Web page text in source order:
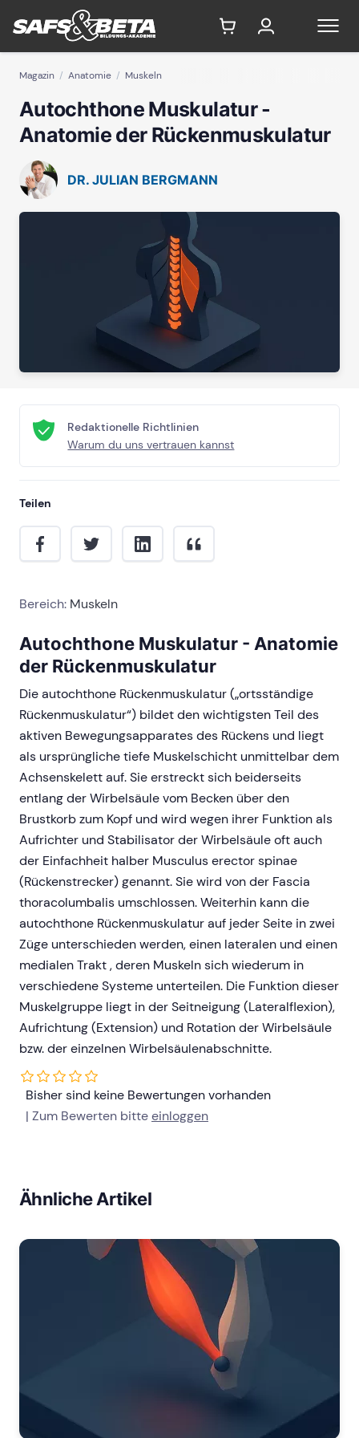
Magazin Anatomie Muskeln
Autochthone Muskulatur -
Anatomie der Rückenmuskulatur
DR. JULIAN BERGMANN
Redaktionelle Richtlinien
Warum du uns vertrauen kannst
Teilen
Bereich: Muskeln
Autochthone Muskulatur - Anatomie
der Rückenmuskulatur
Die autochthone Rückenmuskulatur („ortsständige
Rückenmuskulatur“) bildet den wichtigsten Teil des
aktiven Bewegungsapparates des Rückens und liegt
als ursprüngliche tiefe Muskelschicht unmittelbar dem
Achsenskelett auf. Sie erstreckt sich beiderseits
entlang der Wirbelsäule vom Becken über den
Brustkorb zum Kopf und wird wegen ihrer Funktion als
Aufrichter und Stabilisator der Wirbelsäule oft auch
der Einfachheit halber Musculus erector spinae
(Rückenstrecker) genannt. Sie wird von der Fascia
thoracolumbalis umschlossen. Weiterhin kann die
autochthone Rückenmuskulatur auf jeder Seite in zwei
Züge unterschieden werden, einen lateralen und einen
medialen Trakt , deren Muskeln sich wiederum in
verschiedene Systeme unterteilen. Die Funktion dieser
Muskelgruppe liegt in der Seitneigung (Lateralflexion),
Aufrichtung (Extension) und Rotation der Wirbelsäule
bzw. der einzelnen Wirbelsäulenabschnitte.
Bisher sind keine Bewertungen vorhanden
| Zum Bewerten bitteeinloggen
Ähnliche Artikel